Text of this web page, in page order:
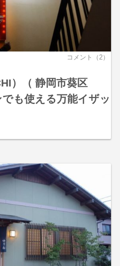
コメント（2）
）（ 静岡市葵区
も使える万能イザッ